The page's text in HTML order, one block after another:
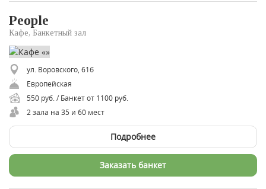
People
Кафе, Банкетный зал
ул. Воровского, 61б
Европейская
550 руб. / Банкет от 1100 руб.
2 зала на 35 и 60 мест
Подробнее
Заказать банкет